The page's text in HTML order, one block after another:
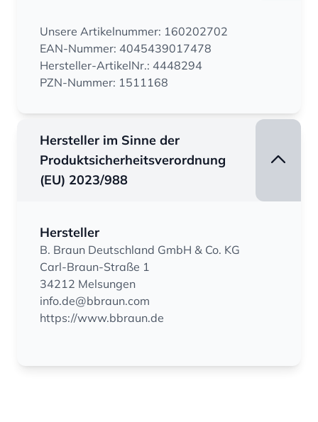
Unsere Artikelnummer: 160202702
EAN-Nummer: 4045439017478
Hersteller-ArtikelNr.: 4448294
PZN-Nummer: 1511168
Hersteller im Sinne der
Produktsicherheitsverordnung
(EU) 2023/988
Hersteller
B. Braun Deutschland GmbH & Co. KG
Carl-Braun-Straße 1
34212 Melsungen
info.de@bbraun.com
https://www.bbraun.de